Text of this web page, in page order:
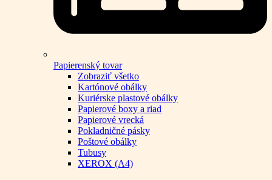
Papierenský tovar
Zobraziť všetko
Kartónové obálky
Kuriérske plastové obálky
Papierové boxy a riad
Papierové vrecká
Pokladničné pásky
Poštové obálky
Tubusy
XEROX (A4)